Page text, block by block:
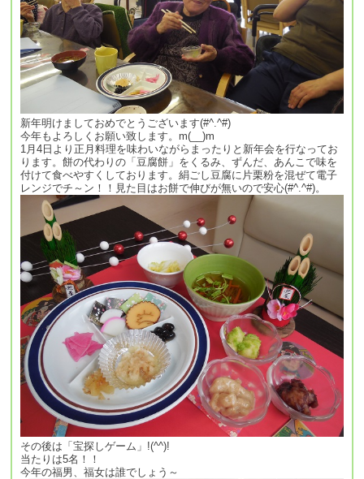
新年明けましておめでとうございます(#^.^#)
今年もよろしくお願い致します。m(__)m
1月4日より正月料理を味わいながらまったりと新年会を行なってお
ります。餅の代わりの「豆腐餅」をくるみ、ずんだ、あんこで味を
付けて食べやすくしております。絹ごし豆腐に片栗粉を混ぜて電子
レンジでチ～ン！！見た目はお餅で伸びが無いので安心(#^.^#)。
その後は「宝探しゲーム」!(^^)!
当たりは5名！！
今年の福男、福女は誰でしょう～